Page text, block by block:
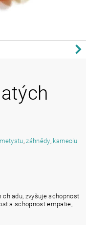
,záhnědy, karneolu
chladu, zvyšuje schopnost
a schopnost empatie,